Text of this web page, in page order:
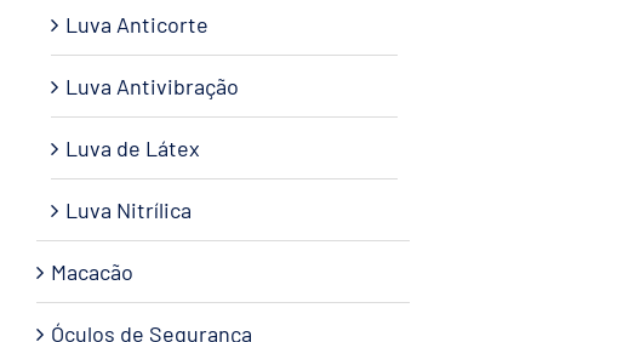
Luva Anticorte
Luva Antivibração
Luva de Látex
Luva Nitrílica
Macacão
Óculos de Segurança